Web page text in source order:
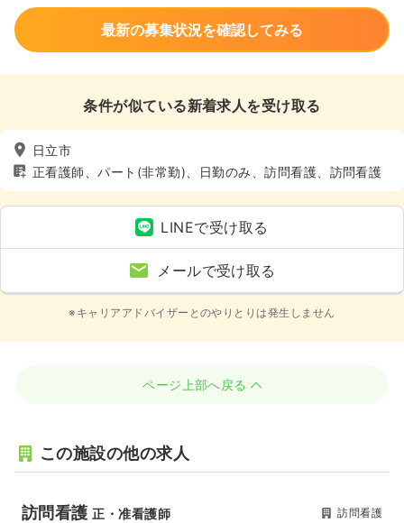
最新の募集状況を確認してみる
条件が似ている新着求人を受け取る
日立市
正看護師、パート(非常勤)、日勤のみ、訪問看護、訪問看護
LINEで受け取る
メールで受け取る
※キャリアアドバイザーとのやりとりは発生しません
ページ上部へ戻る
この施設の他の求人
訪問看護正・准看護師 訪問看護